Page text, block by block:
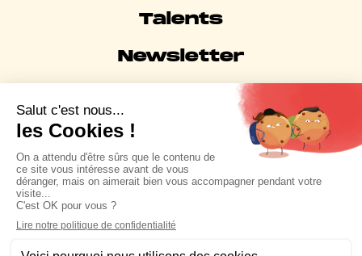
Talents
Newsletter
Mentions légales
Partenaire Business Meta et membre de